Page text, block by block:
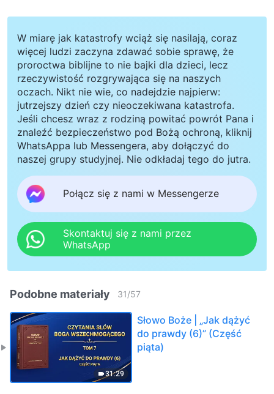
W miarę jak katastrofy wciąż się nasilają, coraz
więcej ludzi zaczyna zdawać sobie sprawę, że
proroctwa biblijne to nie bajki dla dzieci, lecz
rzeczywistość rozgrywająca się na naszych
oczach. Nikt nie wie, co nadejdzie najpierw:
jutrzejszy dzień czy nieoczekiwana katastrofa.
Jeśli chcesz wraz z rodziną powitać powrót Pana i
znaleźć bezpieczeństwo pod Bożą ochroną, kliknij
WhatsAppa lub Messengera, aby dołączyć do
naszej grupy studyjnej. Nie odkładaj tego do jutra.
Połącz się z nami w Messengerze
Skontaktuj się z nami przez
WhatsApp
Podobne materiały 31/57
31:29
Słowo Boże | „Jak dążyć
do prawdy (6)” (Część
piąta)